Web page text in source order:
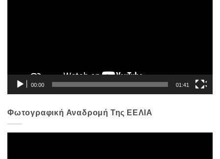
00:00 01:41
Φωτογραφική Αναδρομή Της ΕΕΛΙΑ